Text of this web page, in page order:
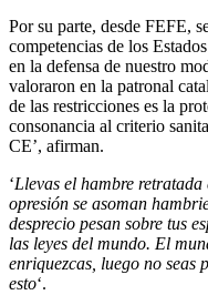
Por su parte, desde FEFE,
competencias de los
en la defensa de nuestro
valoraron en la patronal
de las restricciones es la
consonancia al criterio
CE’, afirman.
‘Llevas el hambre
opresión se asoman
desprecio pesan sobre tus
las leyes del mundo. El
enriquezcas, luego no seas
esto‘.